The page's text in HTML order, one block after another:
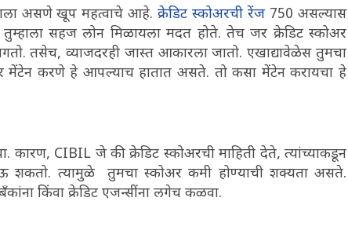
असणे खूप महत्वाचे आहे.क्रेडिट स्कोअरची रेंज 750 असल्यास
सहज लोन मिळायला मदत होते. तेच जर क्रेडिट स्कोअर
तसेच, व्याजदरही जास्त आकारला जातो. एखाद्यावेळेस तुमचा
मेंटेन करणे हे आपल्याच हातात असते. तो कसा मेंटेन करायचा हे
कारण, CIBIL जे की क्रेडिट स्कोअरची माहिती देते, त्यांच्याकडून
शकतो. त्यामुळे तुमचा स्कोअर कमी होण्याची शक्यता असते.
किंवा क्रेडिट एजन्सींना लगेच कळवा.